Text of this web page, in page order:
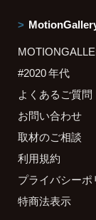
#2020 年代
よくあるご質問
お問い合わせ
取材のご相談
利用規約
プライバシーポ
特商法表示